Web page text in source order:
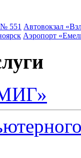
551 Автовокзал
Аэропорт